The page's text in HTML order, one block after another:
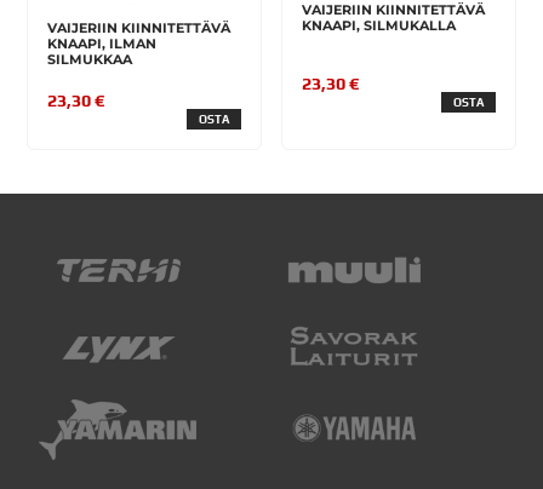
VAIJERIIN KIINNITETTÄVÄ
KNAAPI, ILMAN
SILMUKKAA
23,30 €
OSTA
VAIJERIIN KIINNITETTÄVÄ
KNAAPI, SILMUKALLA
23,30 €
OSTA